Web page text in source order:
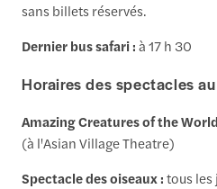
sans billets réservés.
Dernier bus safari :à 17 h 30
Horaires des spectacles
Amazing Creatures of the
(à l'Asian Village Theatre)
Spectacle des oiseaux :tous